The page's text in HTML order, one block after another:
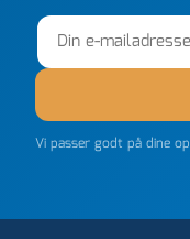
Vi passer godt på dine